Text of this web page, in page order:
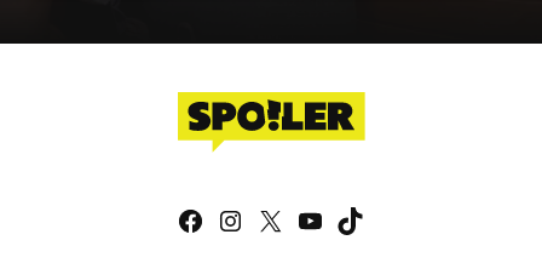
Facebook
Instagram
X YouTube